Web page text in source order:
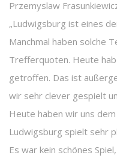
Przemyslaw
„Ludwigsburg ist eines
Manchmal haben solche
Trefferquoten. Heute
getroffen. Das ist
wir sehr clever gespielt
Heute haben wir uns
Ludwigsburg spielt sehr
Es war kein schönes